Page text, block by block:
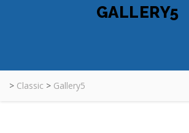
GALLERY5
> Classic > Gallery5